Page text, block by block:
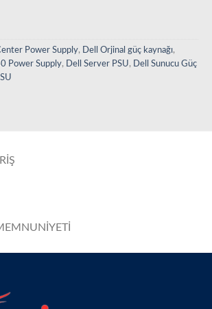
Power Supply, Dell Orjinal güç kaynağı,
Power Supply, Dell Server PSU,
Dell Sunucu Güç